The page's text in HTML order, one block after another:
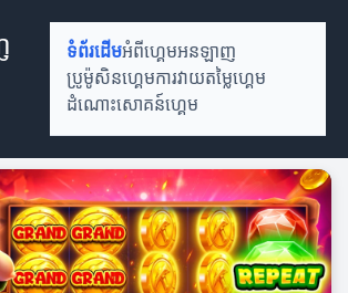
ទំព័រដើមអំពីហ្គេមអនឡាញ
ប្រូម៉ូសិនហ្គេមការវាយតម្លៃហ្គេម
ដំណោះសោគន៍ហ្គេម